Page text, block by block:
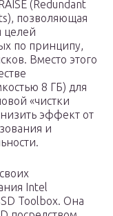
(Redundant
позволяющая
целей
по принципу,
Вместо этого
8 ГБ) для
«чистки
эффект от
и
Intel
Toolbox. Она